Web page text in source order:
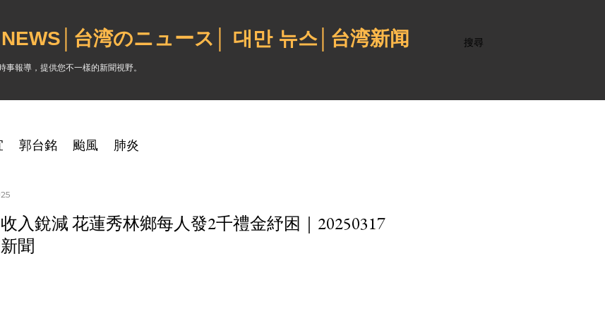
搜尋
台湾のニュース│ 대만 뉴스│台湾新闻
報導，提供您不一樣的新聞視野。
郭台銘 颱風 肺炎
入銳減 花蓮秀林鄉每人發2千禮金紓困｜20250317
聞